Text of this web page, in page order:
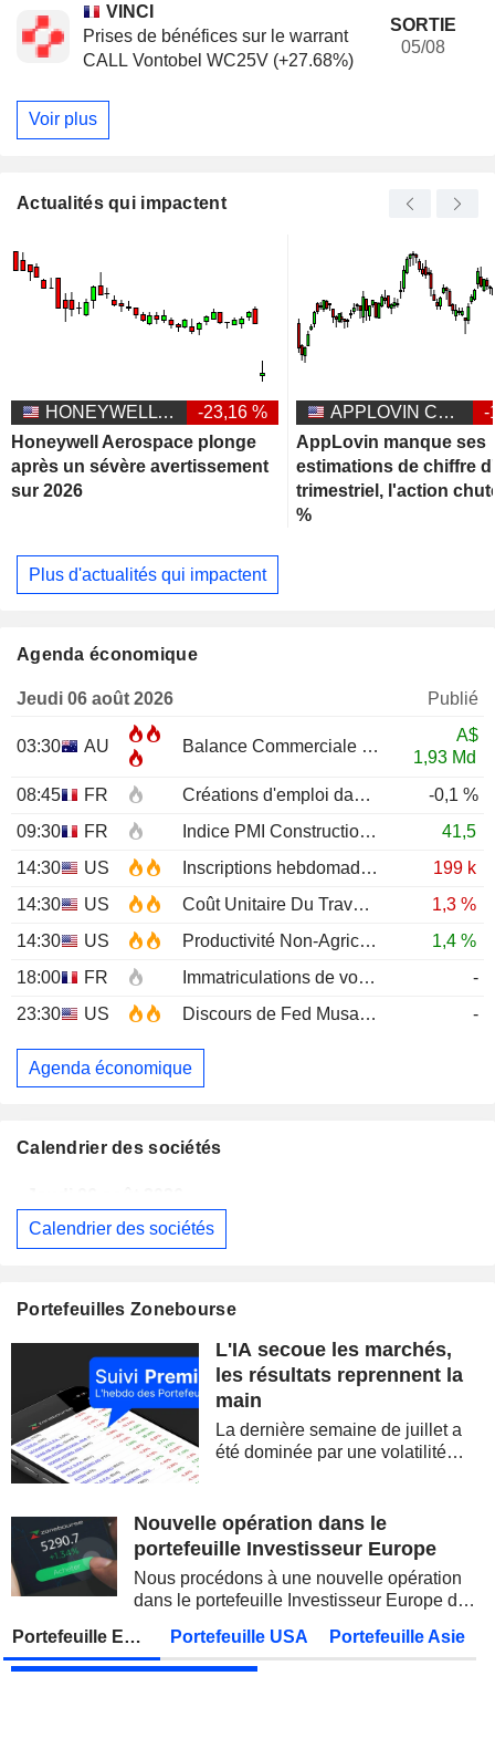
VINCI
Prises de bénéfices sur le warrant
CALL Vontobel WC25V (+27.68%)
SORTIE
05/08
Voir plus
Actualités qui impactent
HONEYWELL AEROSPACE INC.
-23,16 %
Honeywell Aerospace plonge
après un sévère avertissement
sur 2026
APPLOVIN CORPORATION
-
AppLovin manque ses
estimations de chiffre
trimestriel, l'action
%
Plus d'actualités qui impactent
Agenda économique
Jeudi 06 août 2026 Publié
03:30 AU Balance CommercialeJUN
A$
1,93 Md
08:45
FR Créations d'emploi dans le secteur privé non agricole (Trimestriel)
-0,1 %
09:30
FR Indice PMI Construction
41,5
14:30
US Inscriptions hebdomadaires au chômage
199 k
14:30
US Coût Unitaire Du Travail (Trimestriel)Prél
1,3 %
14:30
US Productivité Non-Agricole (Trimestriel) Prél
1,4 %
18:00
FR Immatriculations de voitures neuves (annuelles)
-
23:30
US Discours de Fed Musalem -
Agenda économique
Calendrier des sociétés
MAUREL
SIEMENS AG
SOFTBANK GROUP CORP. Publication des résultats - Q1 2027 08:30
DBS GROUP HOLDINGS LTD
DEUTSCHE TELEKOM AG Publication des résultats - Q2 2026 07:00
CONOCOPHILLIPS
PARKER-HANNIFIN CORPORATION Publication des résultats - Q4 2026
13:00
PETROBRAS Publication des résultats - Q2 2026
Calendrier des sociétés
Portefeuilles Zonebourse
L'IA secoue les marchés,
les résultats reprennent la
main
La dernière semaine de juillet a
été dominée par une volatilité
semi-conducteurs. Les
inquiétudes sur la soutenabilité
Nouvelle opération dans le
portefeuille Investisseur Europe
Nous procédons à une nouvelle opération
dans le portefeuille Investisseur Europe de
Portefeuille Europe Portefeuille USA Portefeuille Asie